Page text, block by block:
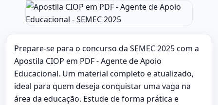
Prepare-se para o concurso da SEMEC 2025 com a
Apostila CIOP em PDF - Agente de Apoio
Educacional. Um material completo e atualizado,
ideal para quem deseja conquistar uma vaga na
área da educação. Estude de forma prática e